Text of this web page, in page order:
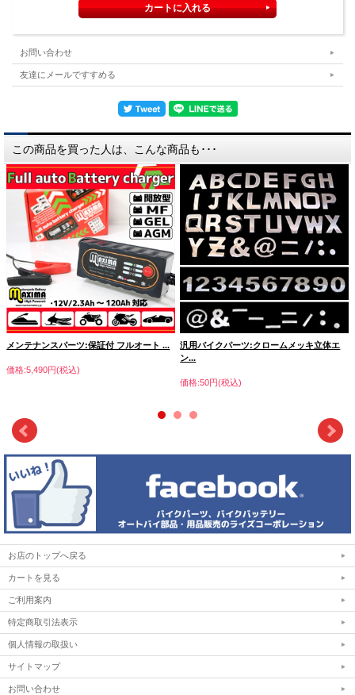
お問い合わせ
友達にメールですすめる
この商品を買った人は、こんな商品も･･･
メンテナンスパーツ:保証付 フルオート ...
価格:5,490円(税込)
汎用バイクパーツ:クロームメッキ立体エ
ン...
価格:50円(税込)
お店のトップへ戻る
カートを見る
ご利用案内
特定商取引法表示
個人情報の取扱い
サイトマップ
お問い合わせ